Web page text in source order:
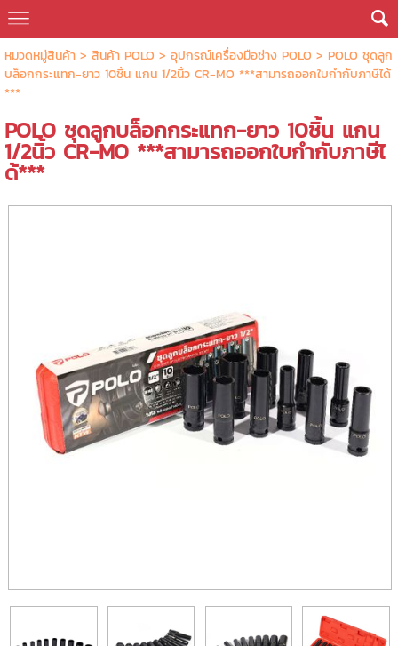
หมวดหมู่สินค้า> สินค้า POLO > อุปกรณ์เครื่องมือช่าง POLO > POLO ชุดลูก
บล็อกกระแทก-ยาว 10ชิ้น แกน 1/2นิ้ว CR-MO ***สามารถออกใบกำกับภาษีได้
***
POLO ชุดลูกบล็อกกระแทก-ยาว 10ชิ้น แกน
1/2นิ้ว CR-MO ***สามารถออกใบกำกับภาษีไ
ด้***